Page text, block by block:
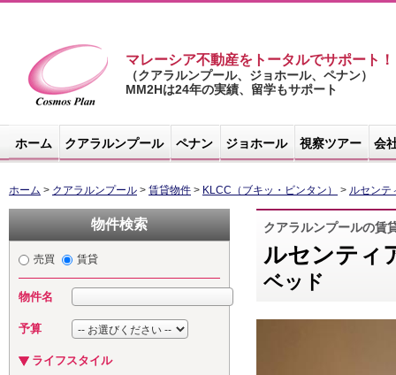
コスモスプラ
マレーシア不動産をトータルでサポート！
（クアラルンプール、ジョホール、ペナン）
MM2Hは24年の実績、留学もサポート
ホーム クアラルンプール ペナン ジョホール 視察ツアー 会
ホーム > クアラルンプール > 賃貸物件 > KLCC（ブキッ・ビンタン） > ルセンテ
物件検索
売買 賃貸
物件名
予算
ライフスタイル
クアラルンプールの賃
ルセンティ
ベッド